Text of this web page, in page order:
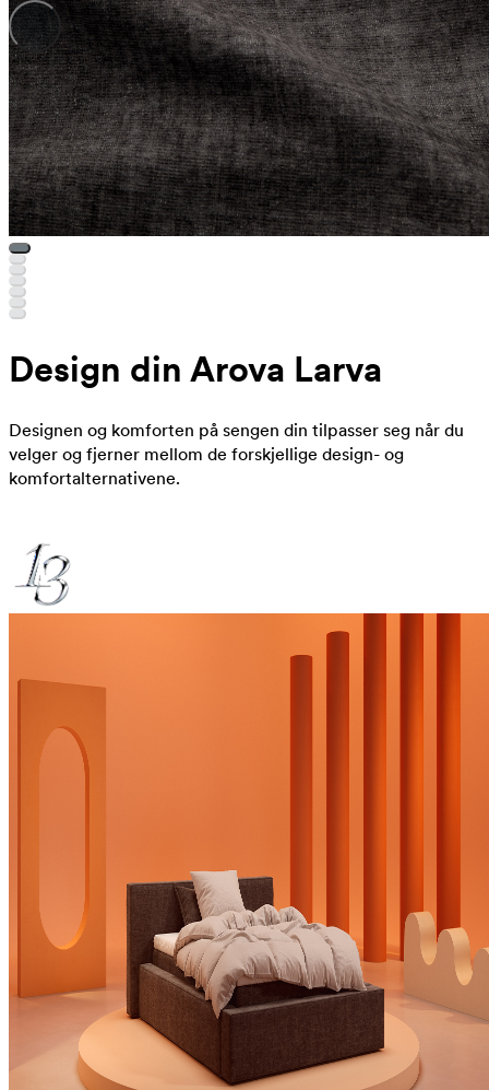
Design din Arova Larva
Designen og komforten på sengen din tilpasser seg når du
velger og fjerner mellom de forskjellige design- og
komfortalternativene.